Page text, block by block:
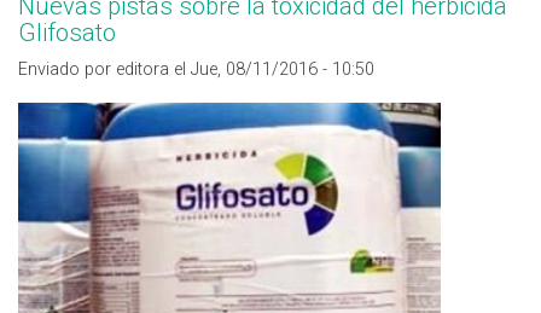
Nuevas pistas sobre la toxicidad del herbicida
Glifosato
Enviado por editora el Jue, 08/11/2016 - 10:50